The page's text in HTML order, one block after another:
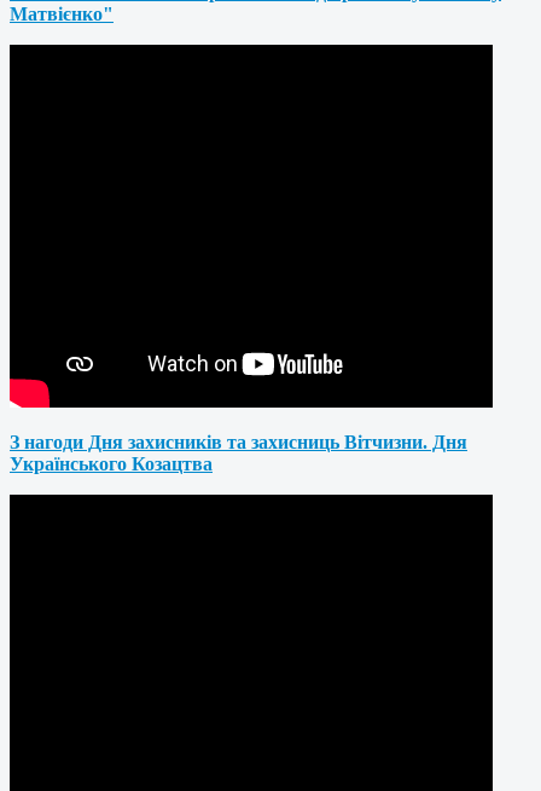
Матвієнко"
З нагоди Дня захисників та захисниць Вітчизни. Дня
Українського Козацтва